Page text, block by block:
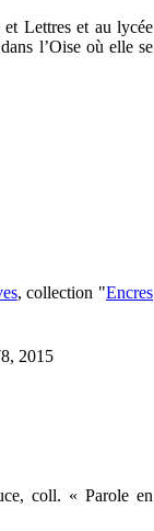
Lettres et au lycée
l’Oise où elle se
, collection "Encres
2015
coll. « Parole en